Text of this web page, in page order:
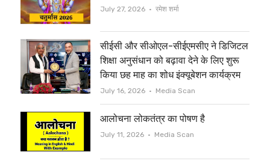
e
r
o
o
k
July 27, 2026 Author
रमेश शर्मा
सीईसी और सीओएल-सीईएमसीए ने डिजिटल
शिक्षा अनुसंधान को बढ़ावा देने के लिए शुरू
किया छह माह का शोध इंक्यूबेशन कार्यक्रम
July 16, 2026 Author
Media Scan
आलोचना लोकतंत्र का पोषण है
July 11, 2026 Author
Media Scan